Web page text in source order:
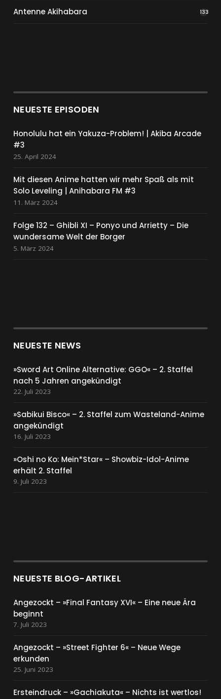
Antenne Akihabara 133
NEUESTE EPISODEN
Honolulu hat ein Yakuza-Problem! | Akiba Arcade
#3
25. April 2024
Mit diesen Anime hatten wir mehr Spaß als mit
Solo Leveling | Anihabara FM #3
11. März 2024
Folge 132 – Ghibli XI – Ponyo und Arrietty – Die
wundersame Welt der Borger
5. März 2024
NEUESTE NEWS
»Sword Art Online Alternative: GGO« – 2. Staffel
nach 5 Jahren angekündigt
22. Juli 2023
»Sabikui Bisco« – 2. Staffel zum Wasteland-Anime
angekündigt
16. Juli 2023
»Oshi no Ko: Mein*Star« – Showbiz-Idol-Anime
erhält 2. Staffel
9. Juli 2023
NEUESTE BLOG-ARTIKEL
Angezockt – »Final Fantasy XVI« – Eine neue Ära
beginnt
7. Juli 2023
Angezockt – »Street Fighter 6« – Neue Wege
erkunden
25. Juni 2023
Ersteindruck – »Gachiakuta« – Nichts ist wertlos!